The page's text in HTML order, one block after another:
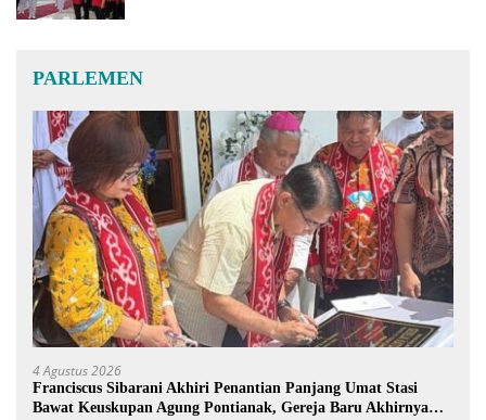
PARLEMEN
4 Agustus 2026
Franciscus Sibarani Akhiri Penantian Panjang Umat Stasi
Bawat Keuskupan Agung Pontianak, Gereja Baru Akhirnya